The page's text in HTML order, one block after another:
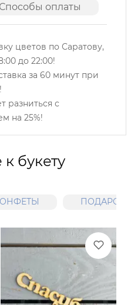
Способы оплаты
цветов по Саратову,
до 22:00!
за 60 минут при
разниться с
на 25%!
букету